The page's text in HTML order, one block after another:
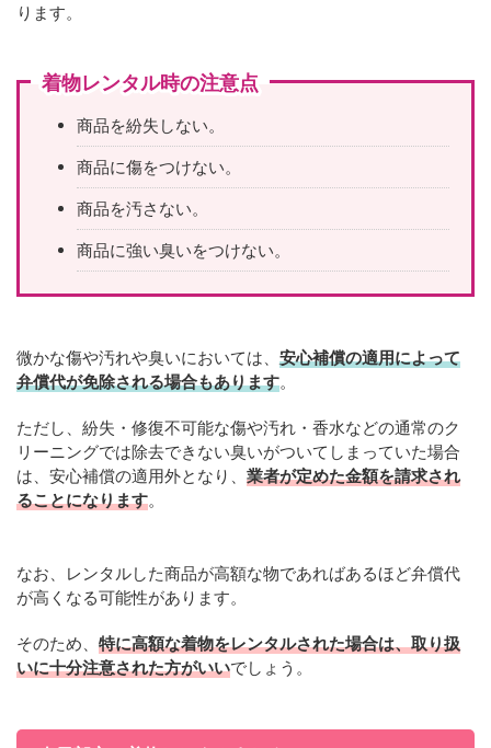
ります。
着物レンタル時の注意点
商品を紛失しない。
商品に傷をつけない。
商品を汚さない。
商品に強い臭いをつけない。
微かな傷や汚れや臭いにおいては、 安心補償の適用によって
弁償代が免除される場合もあります。
ただし、紛失・修復不可能な傷や汚れ・香水などの通常のク
リーニングでは除去できない臭いがついてしまっていた場合
は、安心補償の適用外となり、 業者が定めた金額を請求され
ることになります。
なお、レンタルした商品が高額な物であればあるほど弁償代
が高くなる可能性があります。
そのため、 特に高額な着物をレンタルされた場合は、取り扱
いに十分注意された方がいいでしょう。